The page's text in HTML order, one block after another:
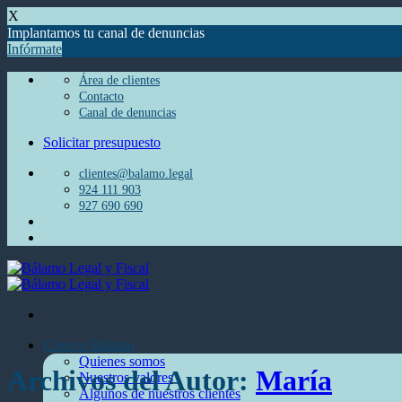
X
Implantamos tu canal de denuncias
Infórmate
Área de clientes
Contacto
Canal de denuncias
Solicitar presupuesto
clientes@balamo.legal
924 111 903
927 690 690
Conoce Bálamo
Quienes somos
Nuestros valores
Algunos de nuestros clientes
Archivos del Autor: María